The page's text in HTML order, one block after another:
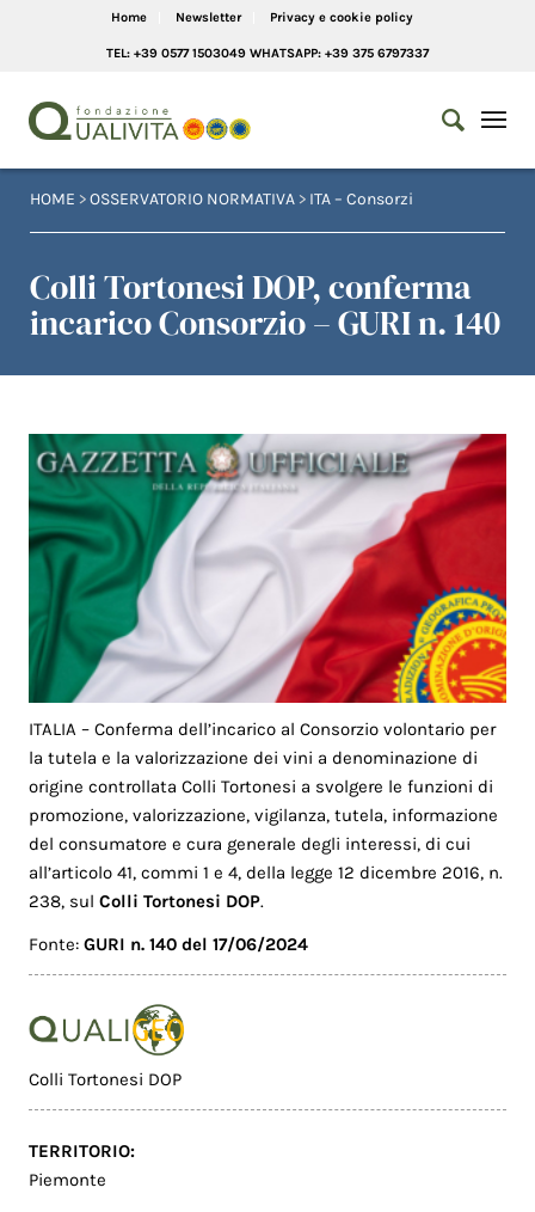
Home Newsletter Privacy e cookie policy
TEL: +39 0577 1503049 WHATSAPP: +39 375 6797337
HOME >OSSERVATORIO NORMATIVA > ITA – Consorzi
Colli Tortonesi DOP, conferma
incarico Consorzio – GURI n. 140
ITALIA – Conferma dell’incarico al Consorzio volontario per
la tutela e la valorizzazione dei vini a denominazione di
origine controllata Colli Tortonesi a svolgere le funzioni di
promozione, valorizzazione, vigilanza, tutela, informazione
del consumatore e cura generale degli interessi, di cui
all’articolo 41, commi 1 e 4, della legge 12 dicembre 2016, n.
238, sulColli Tortonesi DOP.
Fonte:GURI n. 140 del 17/06/2024
Colli Tortonesi DOP
TERRITORIO:
Piemonte